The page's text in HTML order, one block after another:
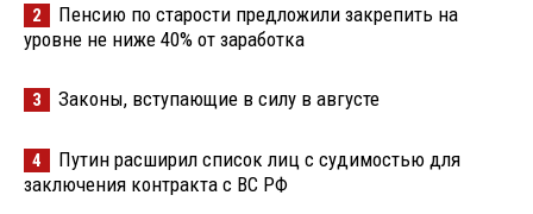
2
Пенсию по старости предложили закрепить на
уровне не ниже 40% от заработка
3 Законы, вступающие в силу в августе
4
Путин расширил список лиц с судимостью для
заключения контракта с ВС РФ